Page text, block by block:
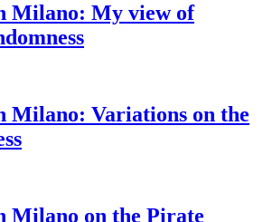
Milano: My view of
Milano: Variations on the
Milano on the Pirate